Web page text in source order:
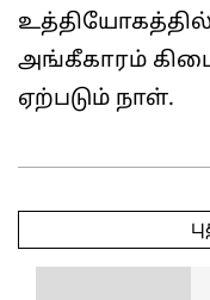
அங்கீகாரம்
ஏற்படும் நாள்.
06-